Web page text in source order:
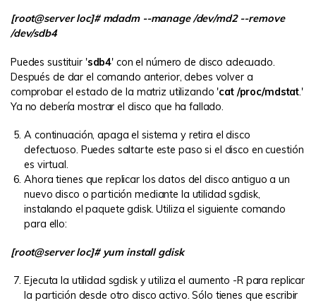
[root@server loc]# mdadm --manage /dev/md2 --remove
/dev/sdb4
Puedes sustituir 'sdb4' con el número de disco adecuado.
Después de dar el comando anterior, debes volver a
comprobar el estado de la matriz utilizando 'cat /proc/mdstat .'
Ya no debería mostrar el disco que ha fallado.
A continuación, apaga el sistema y retira el disco
defectuoso. Puedes saltarte este paso si el disco en cuestión
es virtual.
Ahora tienes que replicar los datos del disco antiguo a un
nuevo disco o partición mediante la utilidad sgdisk,
instalando el paquete gdisk. Utiliza el siguiente comando
para ello:
[root@server loc]# yum install gdisk
Ejecuta la utilidad sgdisk y utiliza el aumento -R para replicar
la partición desde otro disco activo. Sólo tienes que escribir